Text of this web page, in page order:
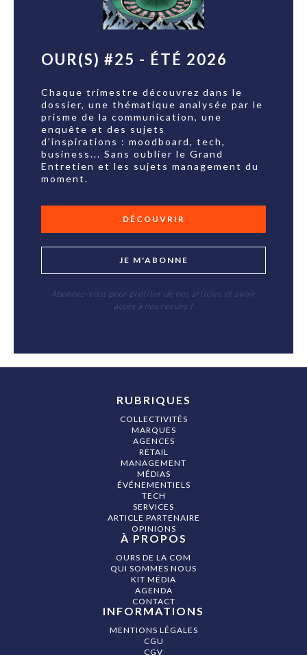
OUR(S) #25 - ÉTÉ 2026
Chaque trimestre découvrez dans le
dossier, une thématique analysée par le
prisme de la communication, une
enquête et des sujets
d'inspirations : moodboard, tech,
business... Sans oublier le Grand
Entretien et les sujets management du
moment.
DÉCOUVRIR
JE M'ABONNE
Abonnez-vous pour profiter de nos articles et avoir
accès à nos revues !
RUBRIQUES
COLLECTIVITÉS
MARQUES
AGENCES
RETAIL
MANAGEMENT
MÉDIAS
ÉVÉNEMENTIELS
TECH
SERVICES
ARTICLE PARTENAIRE
OPINIONS
À PROPOS
OURS DE LA COM
QUI SOMMES NOUS
KIT MÉDIA
AGENDA
CONTACT
INFORMATIONS
MENTIONS LÉGALES
CGU
CGV